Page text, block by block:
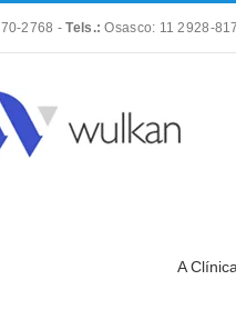
2768 -Tels.: Osasco: 11 2928-
A Clínica